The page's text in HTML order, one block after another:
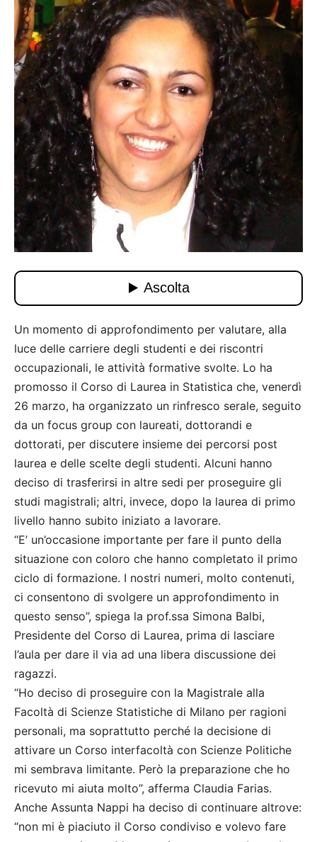
Un momento di approfondimento per valutare, alla
luce delle carriere degli studenti e dei riscontri
occupazionali, le attività formative svolte. Lo ha
promosso il Corso di Laurea in Statistica che, venerdì
26 marzo, ha organizzato un rinfresco serale, seguito
da un focus group con laureati, dottorandi e
dottorati, per discutere insieme dei percorsi post
laurea e delle scelte degli studenti. Alcuni hanno
deciso di trasferirsi in altre sedi per proseguire gli
studi magistrali; altri, invece, dopo la laurea di primo
livello hanno subito iniziato a lavorare.
“E’ un’occasione importante per fare il punto della
situazione con coloro che hanno completato il primo
ciclo di formazione. I nostri numeri, molto contenuti,
ci consentono di svolgere un approfondimento in
questo senso”, spiega la prof.ssa Simona Balbi,
Presidente del Corso di Laurea, prima di lasciare
l’aula per dare il via ad una libera discussione dei
ragazzi.
“Ho deciso di proseguire con la Magistrale alla
Facoltà di Scienze Statistiche di Milano per ragioni
personali, ma soprattutto perché la decisione di
attivare un Corso interfacoltà con Scienze Politiche
mi sembrava limitante. Però la preparazione che ho
ricevuto mi aiuta molto”, afferma Claudia Farias.
Anche Assunta Nappi ha deciso di continuare altrove:
“non mi è piaciuto il Corso condiviso e volevo fare